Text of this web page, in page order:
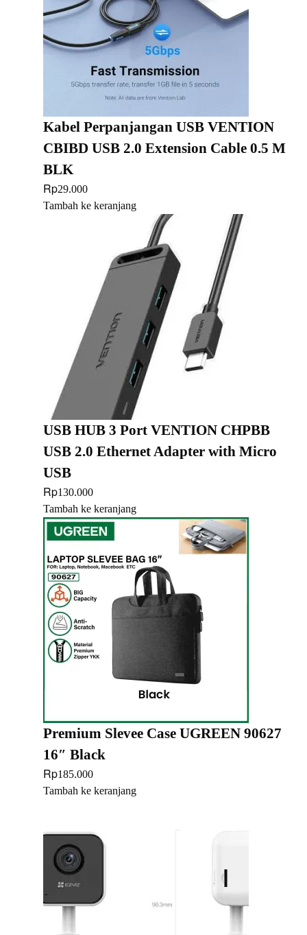
Kabel Perpanjangan USB VENTION
CBIBD USB 2.0 Extension Cable 0.5 M
BLK
Rp29.000
Tambah ke keranjang
USB HUB 3 Port VENTION CHPBB
USB 2.0 Ethernet Adapter with Micro
USB
Rp130.000
Tambah ke keranjang
Premium Slevee Case UGREEN 90627
16″ Black
Rp185.000
Tambah ke keranjang